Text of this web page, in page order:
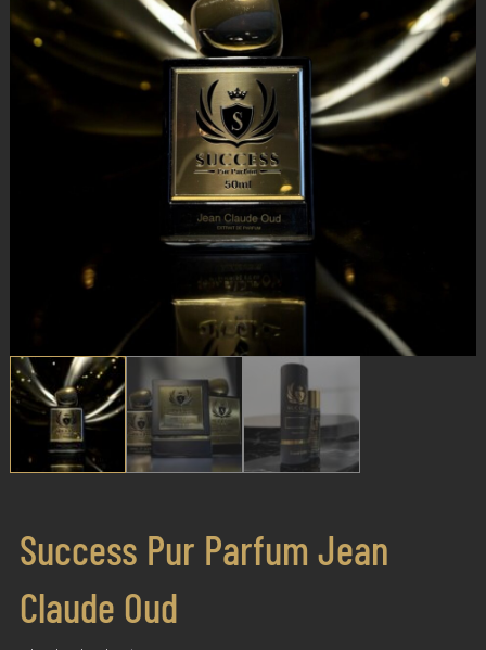
Success Pur Parfum Jean
Claude Oud